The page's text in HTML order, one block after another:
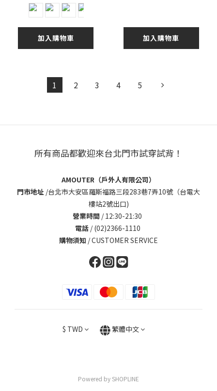
加入購物車 加入購物車
1 2 3 4 5
所有商品都歡迎來台北門市試穿試背！
AMOUTER（戶外人有限公司）
門市地址 /台北市大安區羅斯福路三段283巷7弄10號（台電大
樓站2號出口)
營業時間 / 12:30-21:30
電話 / (02)2366-1110
購物須知 /CUSTOMER SERVICE
$ TWD 繁體中文
Powered by SHOPLINE